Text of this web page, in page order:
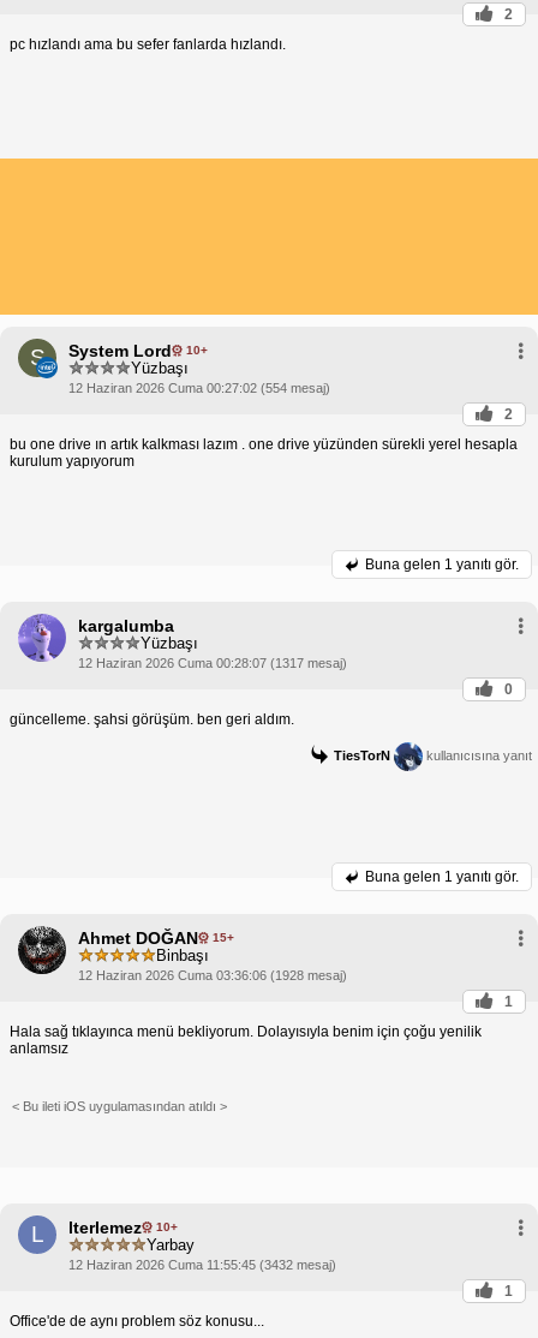
2
pc hızlandı ama bu sefer fanlarda hızlandı.
S System Lord 10+
Yüzbaşı
12 Haziran 2026 Cuma 00:27:02 (554 mesaj)
2
bu one drive ın artık kalkması lazım . one drive yüzünden sürekli yerel hesapla
kurulum yapıyorum
Buna gelen 1 yanıtı gör.
kargalumba
Yüzbaşı
12 Haziran 2026 Cuma 00:28:07 (1317 mesaj)
0
güncelleme. şahsi görüşüm. ben geri aldım.
TiesTorN kullanıcısına yanıt
Buna gelen 1 yanıtı gör.
Ahmet DOĞAN 15+
Binbaşı
12 Haziran 2026 Cuma 03:36:06 (1928 mesaj)
1
Hala sağ tıklayınca menü bekliyorum. Dolayısıyla benim için çoğu yenilik
anlamsız
< Bu ileti iOS uygulamasından atıldı >
L lterlemez 10+
Yarbay
12 Haziran 2026 Cuma 11:55:45 (3432 mesaj)
1
Office'de de aynı problem söz konusu...